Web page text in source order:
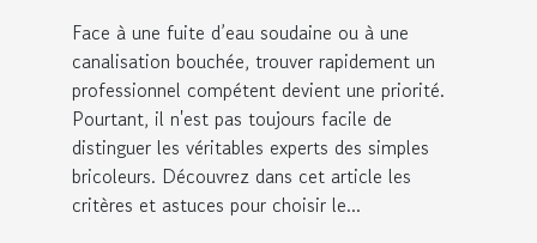
Face à une fuite d’eau soudaine ou à une
canalisation bouchée, trouver rapidement un
professionnel compétent devient une priorité.
Pourtant, il n'est pas toujours facile de
distinguer les véritables experts des simples
bricoleurs. Découvrez dans cet article les
critères et astuces pour choisir le...